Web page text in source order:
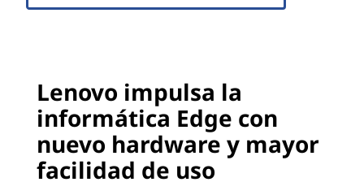
Lenovo impulsa la
informática Edge con
nuevo hardware y mayor
facilidad de uso